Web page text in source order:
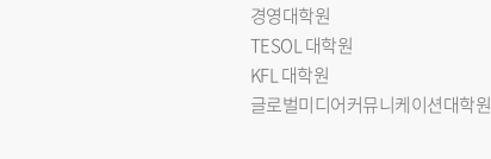
경영대학원
TESOL 대학원
KFL 대학원
글로벌미디어커뮤니케이션대학원